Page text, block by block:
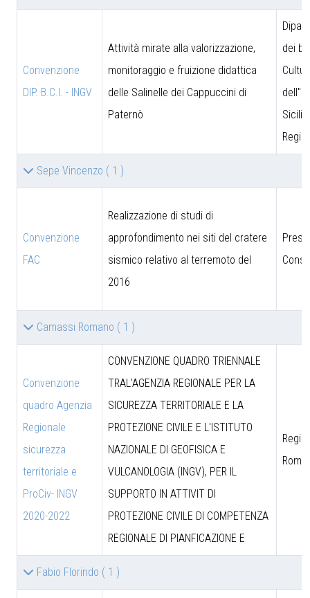
Convenzione
DIP. B.C.I. - INGV
Attività mirate alla valorizzazione,
monitoraggio e fruizione didattica
delle Salinelle dei Cappuccini di
Paternò
dei
Sepe Vincenzo ( 1 )
Convenzione
FAC
Realizzazione di studi di
approfondimento nei siti del cratere
sismico relativo al terremoto del
2016
Camassi Romano ( 1 )
Convenzione
quadro Agenzia
Regionale
sicurezza
territoriale e
ProCiv- INGV
2020-2022
CONVENZIONE QUADRO TRIENNALE
TRAL'AGENZIA REGIONALE PER LA
SICUREZZA TERRITORIALE E LA
PROTEZIONE CIVILE E L'ISTITUTO
NAZIONALE DI GEOFISICA E
VULCANOLOGIA (INGV), PER IL
SUPPORTO IN ATTIVIT DI
PROTEZIONE CIVILE DI COMPETENZA
REGIONALE DI PIANFICAZIONE E
Fabio Florindo ( 1 )